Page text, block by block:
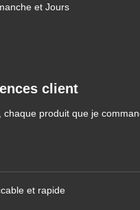
et Jours
client
chaque produit que je
et rapide